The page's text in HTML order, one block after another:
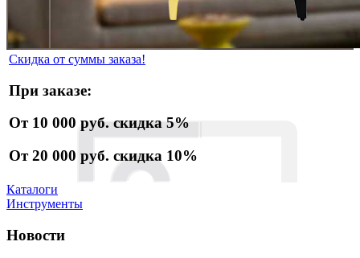
Скидка от суммы заказа!
При заказе:
От 10 000 руб.скидка 5%
От 20 000 руб. скидка 10%
Каталоги
Инструменты
Новости